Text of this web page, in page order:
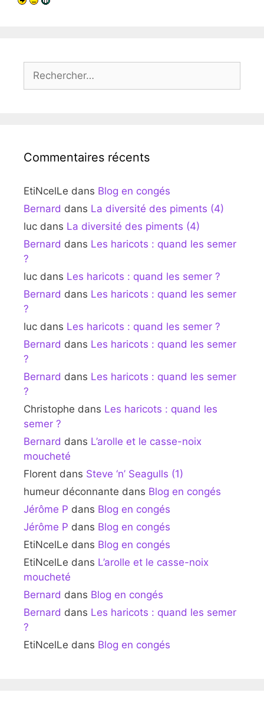
Commentaires récents
EtiNcelLe dans Blog en congés
Bernard dans La diversité des piments (4)
luc dans La diversité des piments (4)
Bernard dans Les haricots : quand les semer
?
luc dans Les haricots : quand les semer ?
Bernard dans Les haricots : quand les semer
?
luc dans Les haricots : quand les semer ?
Bernard dans Les haricots : quand les semer
?
Bernard dans Les haricots : quand les semer
?
Christophe dans Les haricots : quand les
semer ?
Bernard dans L’arolle et le casse-noix
moucheté
Florent dans Steve ‘n’ Seagulls (1)
humeur déconnante dans Blog en congés
Jérôme P dans Blog en congés
Jérôme P dans Blog en congés
EtiNcelLe dans Blog en congés
EtiNcelLe dans L’arolle et le casse-noix
moucheté
Bernard dans Blog en congés
Bernard dans Les haricots : quand les semer
?
EtiNcelLe dans Blog en congés